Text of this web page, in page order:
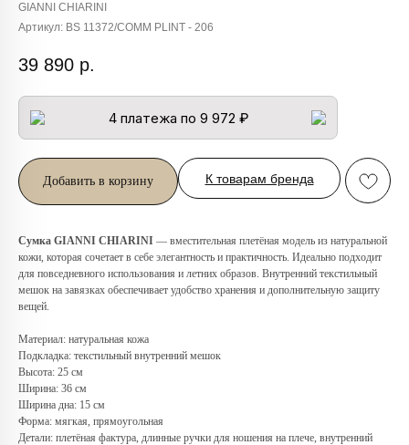
GIANNI CHIARINI
Артикул: BS 11372/COMM PLINT - 206
39 890 р.
4 платежа по 9 972 ₽
Добавить в корзину К товарам бренда
Сумка GIANNI CHIARINI — вместительная плетёная модель из натуральной
кожи, которая сочетает в себе элегантность и практичность. Идеально подходит
для повседневного использования и летних образов. Внутренний текстильный
мешок на завязках обеспечивает удобство хранения и дополнительную защиту
вещей.
Материал: натуральная кожа
Подкладка: текстильный внутренний мешок
Высота: 25 см
Ширина: 36 см
Ширина дна: 15 см
Форма: мягкая, прямоугольная
Детали: плетёная фактура, длинные ручки для ношения на плече, внутренний
Любую вещь можно
примерить в нашем бутике
в ТРЦ «Афимолл»